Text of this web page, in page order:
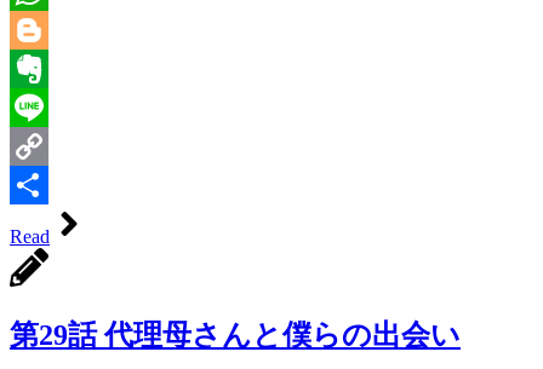
WhatsApp
Blogger
Evernote
Line
Copy
有
Read
第29話 代理母さんと僕らの出会い